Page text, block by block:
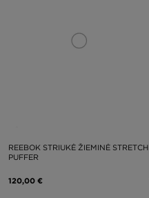
REEBOK STRIUKĖ ŽIEMINĖ STRETCH
PUFFER
120,00 €